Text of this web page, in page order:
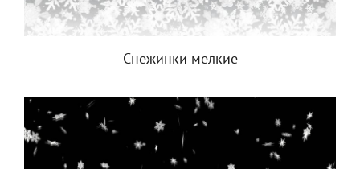
Снежинки мелкие